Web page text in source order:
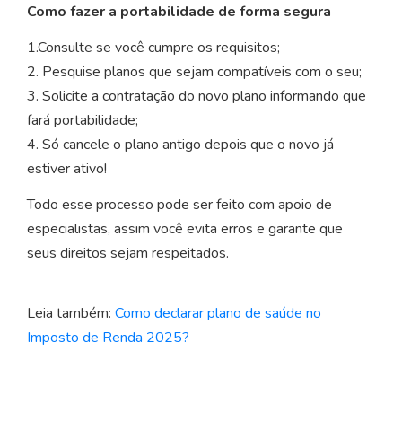
Como fazer a portabilidade de forma segura
1.Consulte se você cumpre os requisitos;
2. Pesquise planos que sejam compatíveis com o seu;
3. Solicite a contratação do novo plano informando que
fará portabilidade;
4. Só cancele o plano antigo depois que o novo já
estiver ativo!
Todo esse processo pode ser feito com apoio de
especialistas, assim você evita erros e garante que
seus direitos sejam respeitados.
Leia também: Como declarar plano de saúde no
Imposto de Renda 2025?